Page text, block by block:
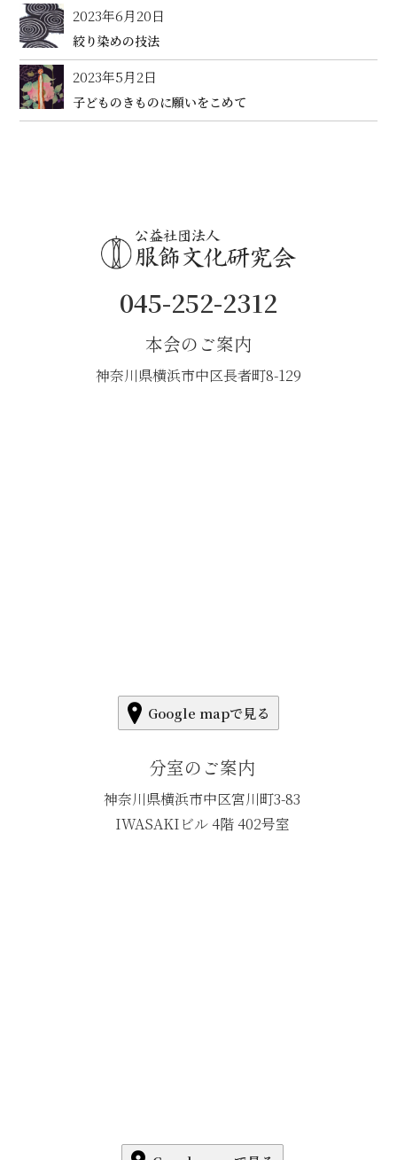
2023年6月20日
絞り染めの技法
2023年5月2日
子どものきものに願いをこめて
045-252-2312
本会のご案内
神奈川県横浜市中区長者町8-129
Google mapで見る
分室のご案内
神奈川県横浜市中区宮川町3-83
IWASAKIビル 4階 402号室